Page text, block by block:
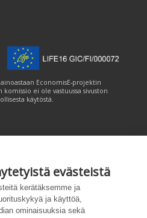
evästeistä
kerätäksemme ja
ja käyttöä,
ominaisuuksia sekä
EconomisE-projektin
komissio ei ole vastuussa sivuston
käytöstä.
saatu rahoitusta Euroopan unionin
sisältö edustaa ainoastaan
ja EASME/EU:n komissio ei ole
mahdollisesta käytöstä.